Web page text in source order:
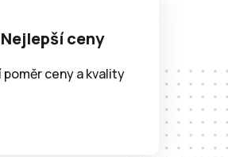
Nejlepší ceny
ceny a kvality